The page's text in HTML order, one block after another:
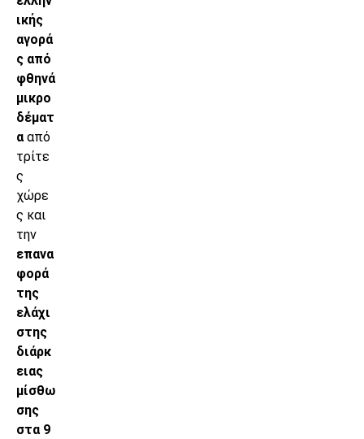
ικής
αγορά
ς από
φθηνά
μικρο
δέματ
ααπό
τρίτε
ς
χώρε
ς και
την
επανα
φορά
της
ελάχι
στης
διάρκ
ειας
μίσθω
σης
στα 9